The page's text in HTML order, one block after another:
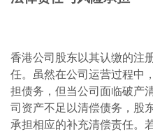
香港公司股东以其认缴的注
任。虽然在公司运营过程中
担债务，但当公司面临破产
司资产不足以清偿债务，股
承担相应的补充清偿责任。